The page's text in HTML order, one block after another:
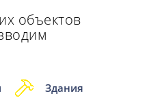
объектов
Здания